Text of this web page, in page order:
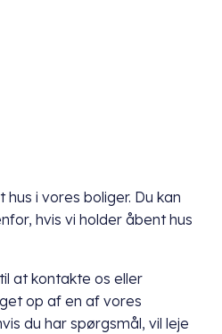
i vores boliger. Du kan
hvis vi holder åbent hus
at kontakte os eller
op af en af vores
du har spørgsmål, vil leje